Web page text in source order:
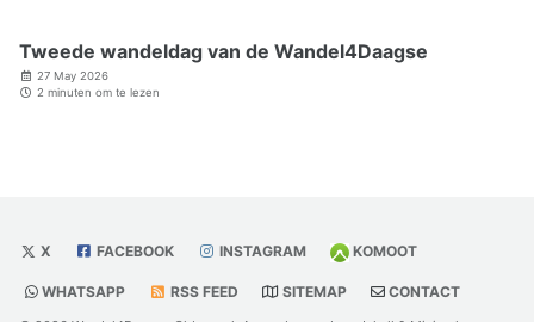
Tweede wandeldag van de Wandel4Daagse
27 May 2026
2 minuten om te lezen
X FACEBOOK INSTAGRAM KOMOOT
WHATSAPP RSS FEED SITEMAP CONTACT